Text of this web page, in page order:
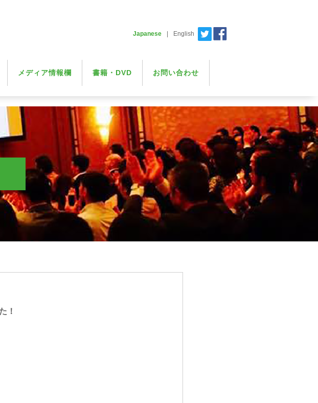
Japanese English
メディア情報欄 書籍・DVD お問い合わせ
！